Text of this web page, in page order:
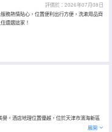
評價於：2026年07月08日
務熱情貼心，位置便利出行方便，洗漱用品齊
還選這家！
。酒店地理位置優越，位於天津市濱海新區
靈樂園，東堤公園，南灣公園，國家海洋博物
展開